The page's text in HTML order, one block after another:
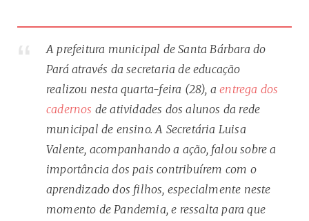
A prefeitura municipal de Santa Bárbara do
Pará através da secretaria de educação
realizou nesta quarta-feira (28), aentrega dos
cadernos de atividades dos alunos da rede
municipal de ensino. A Secretária Luisa
Valente, acompanhando a ação, falou sobre a
importância dos pais contribuírem com o
aprendizado dos filhos, especialmente neste
momento de Pandemia, e ressalta para que